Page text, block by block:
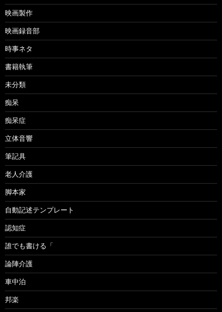
映画製作
映画録音部
時事ネタ
書籍執筆
未分類
痴呆
痴呆症
立体音響
筆記具
老人介護
脚本家
自動記述テンプレート
認知症
誰でも書ける「
論陣介護
車中泊
邦楽